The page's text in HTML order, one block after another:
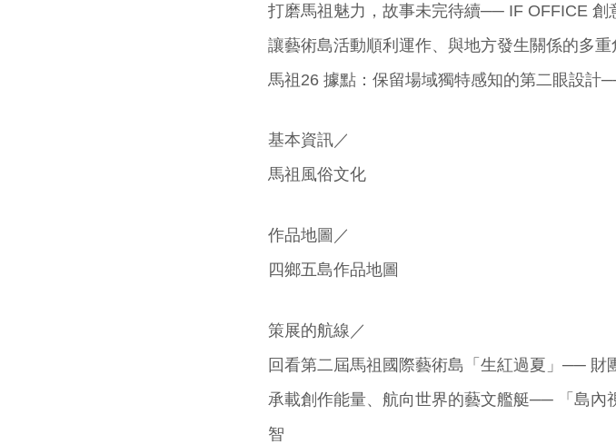
打磨馬祖魅力，故事未完待續── IF OFFICE 創
讓藝術島活動順利運作、與地方發生關係的多
馬祖26 據點：保留場域獨特感知的第二眼設計
基本資訊／
馬祖風俗文化
作品地圖／
四鄉五島作品地圖
策展的航線／
回看第二屆馬祖國際藝術島「生紅過夏」── 財
承載創作能量、航向世界的藝文艦艇──
「島
智